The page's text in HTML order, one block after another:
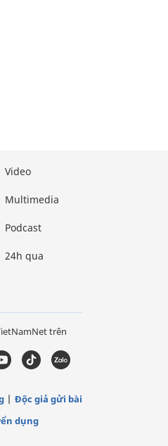
Video
Multimedia
Podcast
24h qua
trên
Độc giả gửi bài
dụng